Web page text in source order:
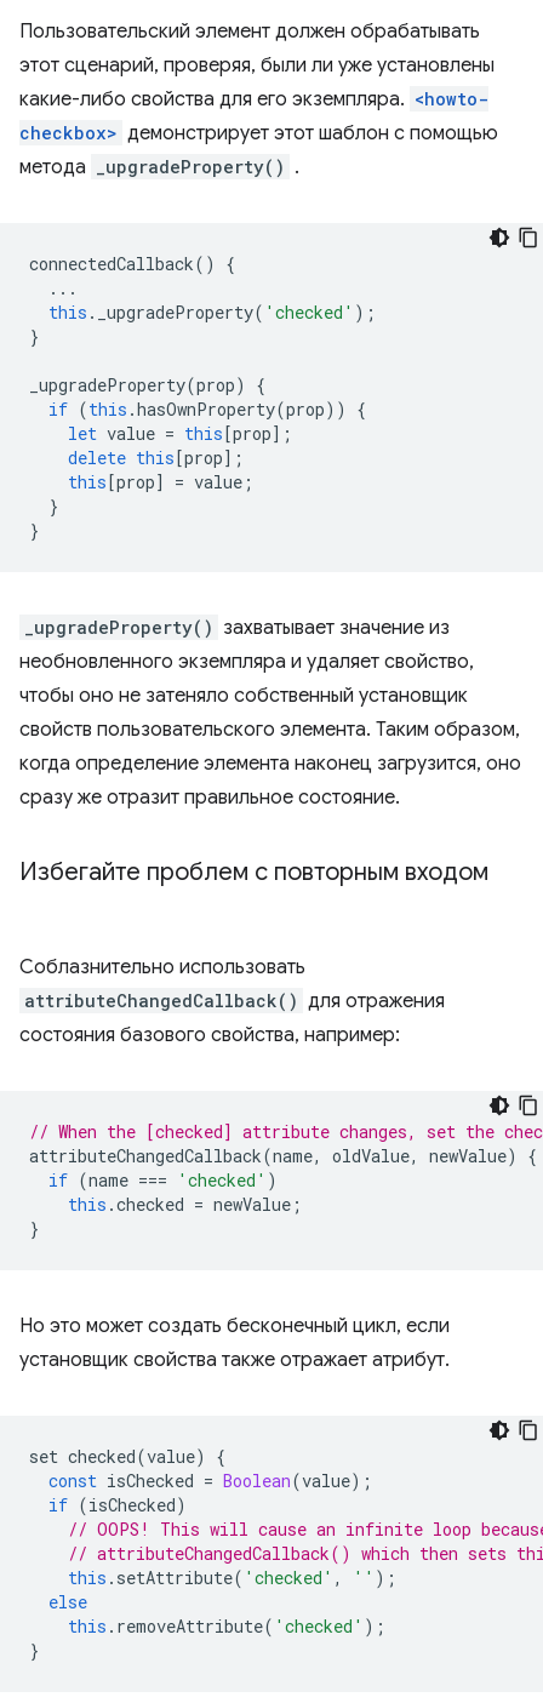
Пользовательский элемент должен обрабатывать
этот сценарий, проверяя, были ли уже установлены
какие-либо свойства для его экземпляра. <howto-
checkbox> демонстрирует этот шаблон с помощью
метода
_upgradeProperty() .
connectedCallback()
{
...
this . _upgradeProperty( 'checked' );
}
_upgradeProperty(prop)
{
if (this .hasOwnProperty(prop))
{
let value = this[prop];
delete this[prop];
this[prop] = value ;
}
}
_upgradeProperty() захватывает значение из
необновленного экземпляра и удаляет свойство,
чтобы оно не затеняло собственный установщик
свойств пользовательского элемента. Таким образом,
когда определение элемента наконец загрузится, оно
сразу же отразит правильное состояние.
Избегайте проблем с повторным входом
Соблазнительно использовать
attributeChangedCallback() для отражения
состояния базового свойства, например:
// When the [checked] attribute changes, set the
attributeChangedCallback(name, oldValue, newValue)
{
if (name === 'checked' )
this .checked = newValue ;
}
Но это может создать бесконечный цикл, если
установщик свойства также отражает атрибут.
set checked(value)
{
const isChecked = Boolean(value);
if (isChecked)
// OOPS! This will cause an infinite loop
// attributeChangedCallback() which then sets
this . setAttribute( 'checked' , '' );
else
this . removeAttribute( 'checked' );
}